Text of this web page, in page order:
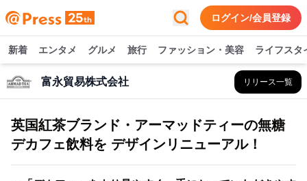
ログイン/会員登録
新着 エンタメ グルメ 旅行 ファッション・美容 ライフスタ
富永貿易株式会社 リリース一覧
英国紅茶ブランド・アーマッドティーの無糖
デカフェ飲料を デザインリニューアル！